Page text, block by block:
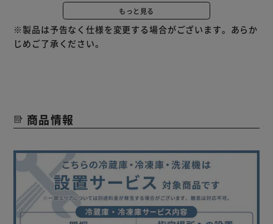
※予約販売となる場合、カレンダー指定が出来かねます。予
めご了承ください。
＜縦型洗濯機OSH ITW-80A01-W＞
【OSH】オッシュ
毎日使うものだから、取り出しやすいデザイン。
【ガチ落ち 極渦洗浄】
衣類にこびりついたガンコな油汚れやシミ汚れもしっかり落
とします。
もっと見る
※製品は予告なく仕様を変更する場合がございます。あらか
じめご了承ください。
商品情報